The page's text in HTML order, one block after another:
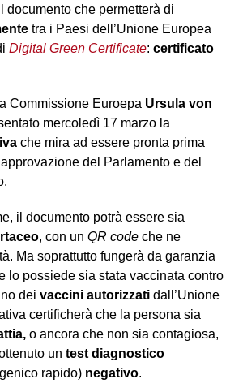
documento che permetterà di
tra i Paesi dell’Unione Europea
Digital Green Certificate: certificato
Commissione Euroepa Ursula von
mercoledì 17 marzo la
che mira ad essere pronta prima
del Parlamento e del
il documento potrà essere sia
, con un QR code che ne
Ma soprattutto fungerà da garanzia
lo possiede sia stata vaccinata contro
dei vaccini autorizzati dall’Unione
certificherà che la persona sia
o ancora che non sia contagiosa,
un test diagnostico
rapido) negativo.